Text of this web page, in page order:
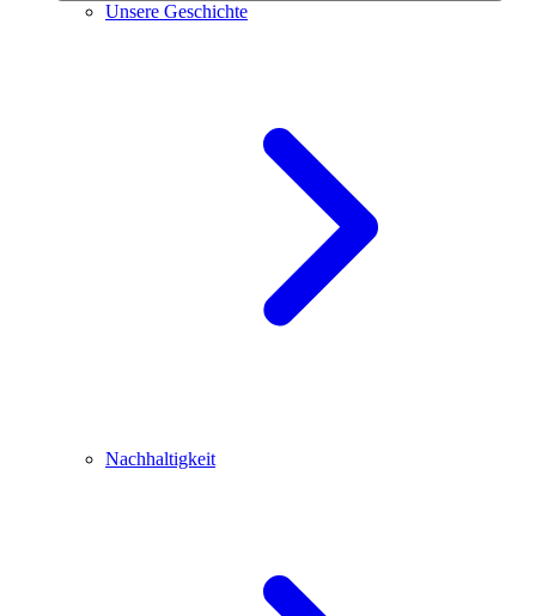
Unsere Geschichte
Nachhaltigkeit